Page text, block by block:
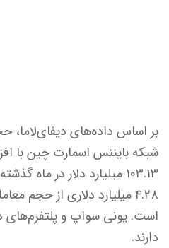
بر اساس داده‌های دیفای‌لاما،
۱۰۳.۱۳ میلیارد دلار در
۴.۲۸ میلیارد دلاری از حجم
است. یونی سواپ و پلتفرم‌های
دارند.